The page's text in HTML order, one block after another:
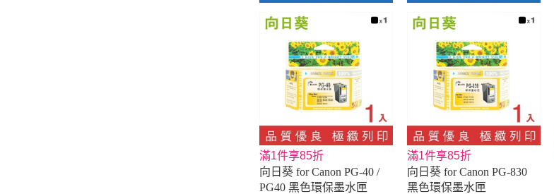
滿1件享85折
向日葵 for Canon PG-40 /
PG40 黑色環保墨水匣
滿1件享85折
向日葵 for Canon PG-830
黑色環保墨水匣